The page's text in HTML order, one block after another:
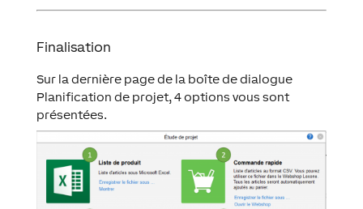
Finalisation
Sur la dernière page de la boîte de dialogue
Planification de projet, 4 options vous sont
présentées.